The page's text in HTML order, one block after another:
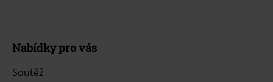
Nabídky pro vás
Soutěž